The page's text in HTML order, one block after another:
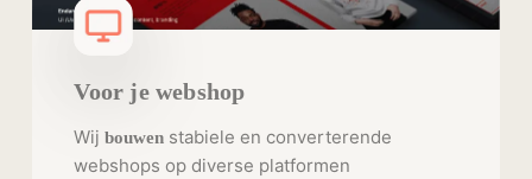
Voor je webshop
Wijbouwen stabiele en converterende
webshops op diverse platformen